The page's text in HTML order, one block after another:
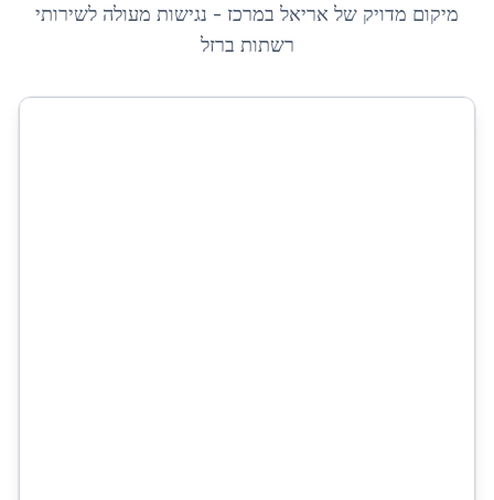
מיקום מדויק של אריאל במרכז - נגישות מעולה לשירותי
רשתות ברזל